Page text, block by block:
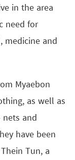
in the area
need for
medicine and
Myaebon
as well as
and
have been
Tun, a